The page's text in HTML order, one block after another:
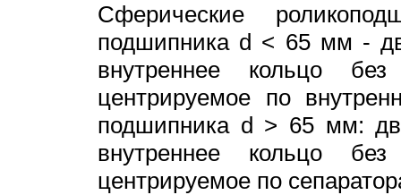
Сферические
подшипника d < 65 мм -
внутреннее кольцо
центрируемое по
подшипника d > 65 мм:
внутреннее кольцо
центрируемое по